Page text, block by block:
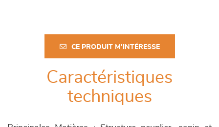
CE PRODUIT M'INTÉRESSE
Caractéristiques
techniques